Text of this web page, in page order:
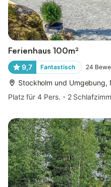
Ferienhaus 100m²
9,7 Fantastisch 24
Stockholm und Umgebung,
Platz für 4 Pers.
2